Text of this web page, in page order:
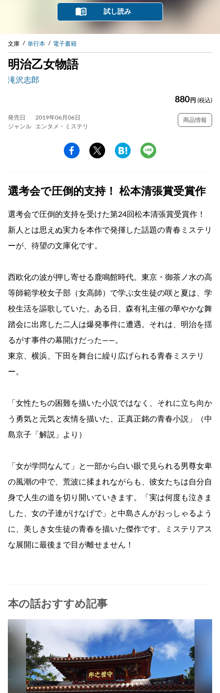
試し読み
文庫 単行本 電子書籍
明治乙女物語
滝沢志郎
880 円 (税込)
発売日
2019年06月06日
ジャンル
エンタメ・ミステリ
商品情報
選考会で圧倒的支持！ 松本清張賞受賞作
選考会で圧倒的支持を受けた第24回松本清張賞受賞作！
新人とは思えぬ実力を本作で発揮した話題の青春ミステリ
ーが、待望の文庫化です。
西欧化の波が押し寄せる鹿鳴館時代。東京・御茶ノ水の高
等師範学校女子部（女高師）で学ぶ女生徒の咲と夏は、学
校生活を謳歌していた。ある日、森有礼主催の華やかな舞
踏会に出席した二人は爆発事件に遭遇。それは、明治を揺
るがす事件の幕開けだった――。
東京、横浜、下田を舞台に繰り広げられる青春ミステリ
ー。
「女性たちの困難を描いた小説ではなく、それに立ち向か
う勇気と元気と友情を描いた、正真正銘の青春小説」（中
島京子「解説」より）
「女が学問なんて」と一部から白い眼で見られる男尊女卑
の風潮の中で、荒波に揉まれながらも、彼女たちは自分自
身で人生の道を切り開いていきます。「実は何度も泣きま
した、女の子達がけなげで」と中島さんがおっしゃるよう
に、美しき女生徒の青春を描いた傑作です。ミステリアス
な展開に最後まで目が離せません！
本の話おすすめ記事